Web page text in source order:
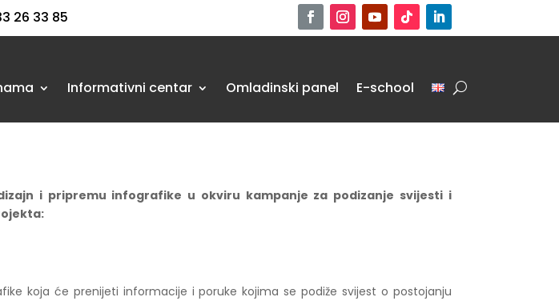
26 33 85
Informativni centar Omladinski panel E-school
i pripremu infografike u okviru kampanje za podizanje svijesti i
koja će prenijeti informacije i poruke kojima se podiže svijest o postojanju